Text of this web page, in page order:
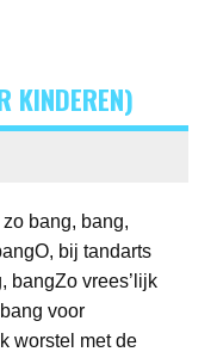
KINDEREN)
bang, bang,
bij tandarts
bangZo vrees’lijk
voor
worstel met de